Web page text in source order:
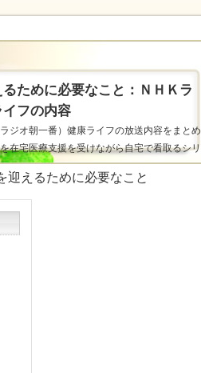
ために必要なこと：ＮＨＫラ
フの内容
ジオ朝一番）健康ライフの放送内容をまとめ
在宅医療支援を受けながら自宅で看取るシリ
迎えるために必要なこと